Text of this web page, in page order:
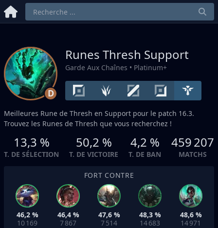
D
Runes Thresh Support
Garde Aux Chaînes • Platinum+
Meilleures Rune de Thresh en Support pour le patch 16.3.
Trouvez les Runes de Thresh que vous recherchez !
13,3 %
T. DE SÉLECTION
50,2 %
T. DE VICTOIRE
4,2 %
T. DE BAN
459 207
MATCHS
FORT CONTRE
46,2 %
10 169
46,4 %
7 867
47,6 %
7 514
48,3 %
14 683
48,6 %
14 971